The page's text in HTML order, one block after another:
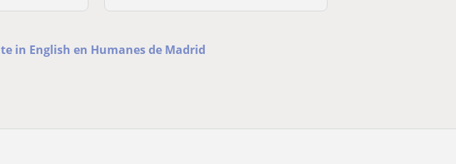
in English en Humanes de Madrid